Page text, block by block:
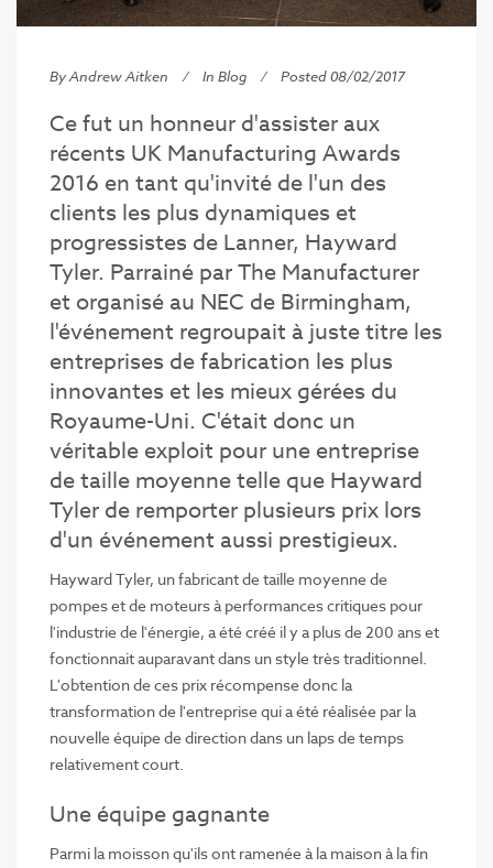
By Andrew Aitken In Blog Posted 08/02/2017
Ce fut un honneur d'assister aux
récents UK Manufacturing Awards
2016 en tant qu'invité de l'un des
clients les plus dynamiques et
progressistes de Lanner, Hayward
Tyler. Parrainé par The Manufacturer
et organisé au NEC de Birmingham,
l'événement regroupait à juste titre les
entreprises de fabrication les plus
innovantes et les mieux gérées du
Royaume-Uni. C'était donc un
véritable exploit pour une entreprise
de taille moyenne telle que Hayward
Tyler de remporter plusieurs prix lors
d'un événement aussi prestigieux.
Hayward Tyler, un fabricant de taille moyenne de
pompes et de moteurs à performances critiques pour
l'industrie de l'énergie, a été créé il y a plus de 200 ans et
fonctionnait auparavant dans un style très traditionnel.
L'obtention de ces prix récompense donc la
transformation de l'entreprise qui a été réalisée par la
nouvelle équipe de direction dans un laps de temps
relativement court.
Une équipe gagnante
Parmi la moisson qu'ils ont ramenée à la maison à la fin